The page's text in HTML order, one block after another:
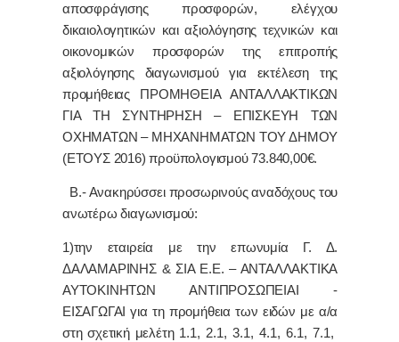
αποσφράγισης προσφορών, ελέγχου
δικαιολογητικών και αξιολόγησης τεχνικών και
οικονομικών προσφορών της επιτροπής
αξιολόγησης διαγωνισμού για εκτέλεση της
προμήθειας ΠΡΟΜΗΘΕΙΑ ΑΝΤΑΛΛΑΚΤΙΚΩΝ
ΓΙΑ ΤΗ ΣΥΝΤΗΡΗΣΗ – ΕΠΙΣΚΕΥΗ ΤΩΝ
ΟΧΗΜΑΤΩΝ – ΜΗΧΑΝΗΜΑΤΩΝ ΤΟΥ ΔΗΜΟΥ
(ΕΤΟΥΣ 2016) προϋπολογισμού 73.840,00€.
Β.- Ανακηρύσσει προσωρινούς αναδόχους του
ανωτέρω διαγωνισμού:
1)την εταιρεία με την επωνυμία Γ. Δ.
ΔΑΛΑΜΑΡΙΝΗΣ & ΣΙΑ Ε.Ε. – ΑΝΤΑΛΛΑΚΤΙΚΑ
ΑΥΤΟΚΙΝΗΤΩΝ ΑΝΤΙΠΡΟΣΩΠΕΙΑΙ -
ΕΙΣΑΓΩΓΑΙ για τη προμήθεια των ειδών με α/α
στη σχετική μελέτη 1.1, 2.1, 3.1, 4.1, 6.1, 7.1,